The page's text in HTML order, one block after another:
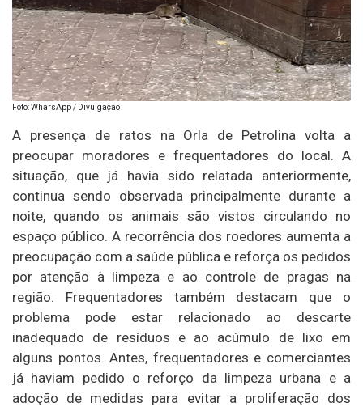
Foto: WharsApp / Divulgação
A presença de ratos na Orla de Petrolina volta a
preocupar moradores e frequentadores do local. A
situação, que já havia sido relatada anteriormente,
continua sendo observada principalmente durante a
noite, quando os animais são vistos circulando no
espaço público. A recorrência dos roedores aumenta a
preocupação com a saúde pública e reforça os pedidos
por atenção à limpeza e ao controle de pragas na
região. Frequentadores também destacam que o
problema pode estar relacionado ao descarte
inadequado de resíduos e ao acúmulo de lixo em
alguns pontos. Antes, frequentadores e comerciantes
já haviam pedido o reforço da limpeza urbana e a
adoção de medidas para evitar a proliferação dos